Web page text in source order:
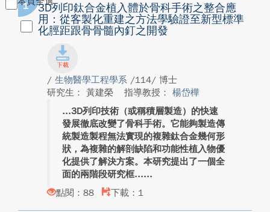
1
3D列印鈦合金植入體於骨科手術之整合應
用：從客製化重建之方法學驗證至新型標準
化脛距跟骨骨髓內釘之開發
/ 生物醫學工程學系 /114/ 博士
研究生： 黃建榮
指導教授： 楊岱樺
3D列印技術（或稱積層製造）的快速
發展徹底改變了骨科手術。它能夠製造傳
統製造製程無法實現的複雜鈦合金幾何形
狀，為複雜的解剖缺陷和功能性植入物優
化提供了解決方案。本研究提出了一個全
面的兩階段研究框...
點閱：88
下載：1